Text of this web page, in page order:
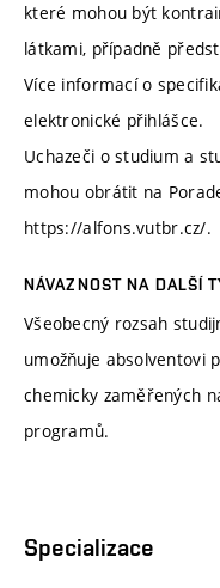
které mohou být
látkami, případně
Více informací o
elektronické přihlášce.
Uchazeči o studium a
mohou obrátit na
https://alfons.vutbr.cz/.
NÁVAZNOST NA DALŠÍ
Všeobecný rozsah
umožňuje absolventovi
chemicky zaměřených
programů.
Specializace